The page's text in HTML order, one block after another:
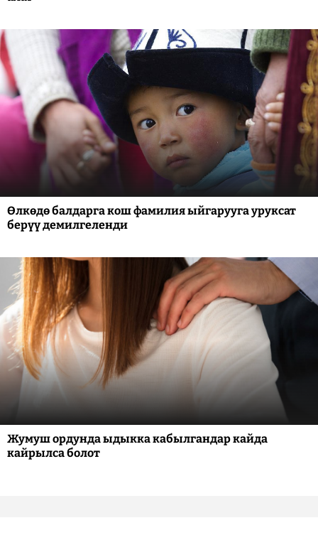
Өлкөдө балдарга кош фамилия ыйгарууга уруксат
берүү демилгеленди
Жумуш ордунда ыдыкка кабылгандар кайда
кайрылса болот